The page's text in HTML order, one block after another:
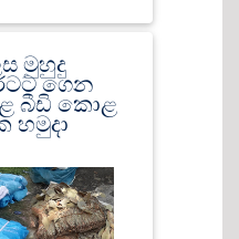
මුහුදු
ගෙන
බීඩි කොළ
හමුදා